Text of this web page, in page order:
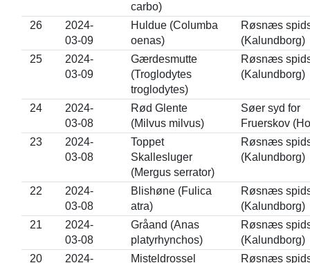
carbo)
26
2024-
03-09
Huldue (Columba
oenas)
Røsnæs
(Kalundborg)
25
2024-
03-09
Gærdesmutte
(Troglodytes
troglodytes)
Røsnæs
(Kalundborg)
24
2024-
03-08
Rød Glente
(Milvus milvus)
Søer syd for
Fruerskov
23
2024-
03-08
Toppet
Skallesluger
(Mergus serrator)
Røsnæs
(Kalundborg)
22
2024-
03-08
Blishøne (Fulica
atra)
Røsnæs
(Kalundborg)
21
2024-
03-08
Gråand (Anas
platyrhynchos)
Røsnæs
(Kalundborg)
20
2024-
Misteldrossel
Røsnæs